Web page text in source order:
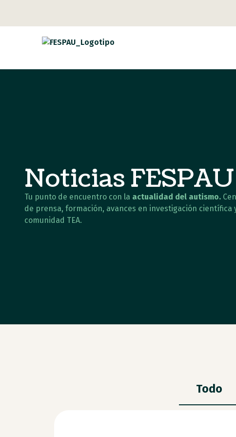
Noticias FESPAU
Tu punto de encuentro con la actualidad del autismo.
de prensa, formación, avances en investigación científica
comunidad TEA.
Todo